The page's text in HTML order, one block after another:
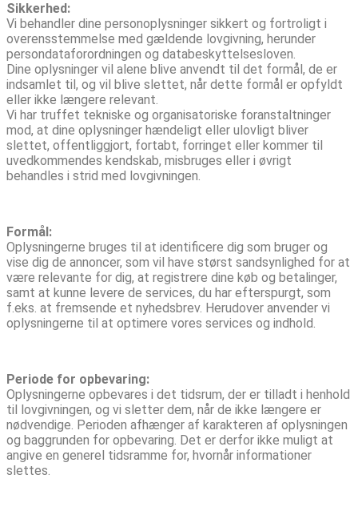
Sikkerhed:
Vi behandler dine personoplysninger sikkert og fortroligt i
overensstemmelse med gældende lovgivning, herunder
persondataforordningen og databeskyttelsesloven.
Dine oplysninger vil alene blive anvendt til det formål, de er
indsamlet til, og vil blive slettet, når dette formål er opfyldt
eller ikke længere relevant.
Vi har truffet tekniske og organisatoriske foranstaltninger
mod, at dine oplysninger hændeligt eller ulovligt bliver
slettet, offentliggjort, fortabt, forringet eller kommer til
uvedkommendes kendskab, misbruges eller i øvrigt
behandles i strid med lovgivningen.
Formål:
Oplysningerne bruges til at identificere dig som bruger og
vise dig de annoncer, som vil have størst sandsynlighed for at
være relevante for dig, at registrere dine køb og betalinger,
samt at kunne levere de services, du har efterspurgt, som
f.eks. at fremsende et nyhedsbrev. Herudover anvender vi
oplysningerne til at optimere vores services og indhold.
Periode for opbevaring:
Oplysningerne opbevares i det tidsrum, der er tilladt i henhold
til lovgivningen, og vi sletter dem, når de ikke længere er
nødvendige. Perioden afhænger af karakteren af oplysningen
og baggrunden for opbevaring. Det er derfor ikke muligt at
angive en generel tidsramme for, hvornår informationer
slettes.